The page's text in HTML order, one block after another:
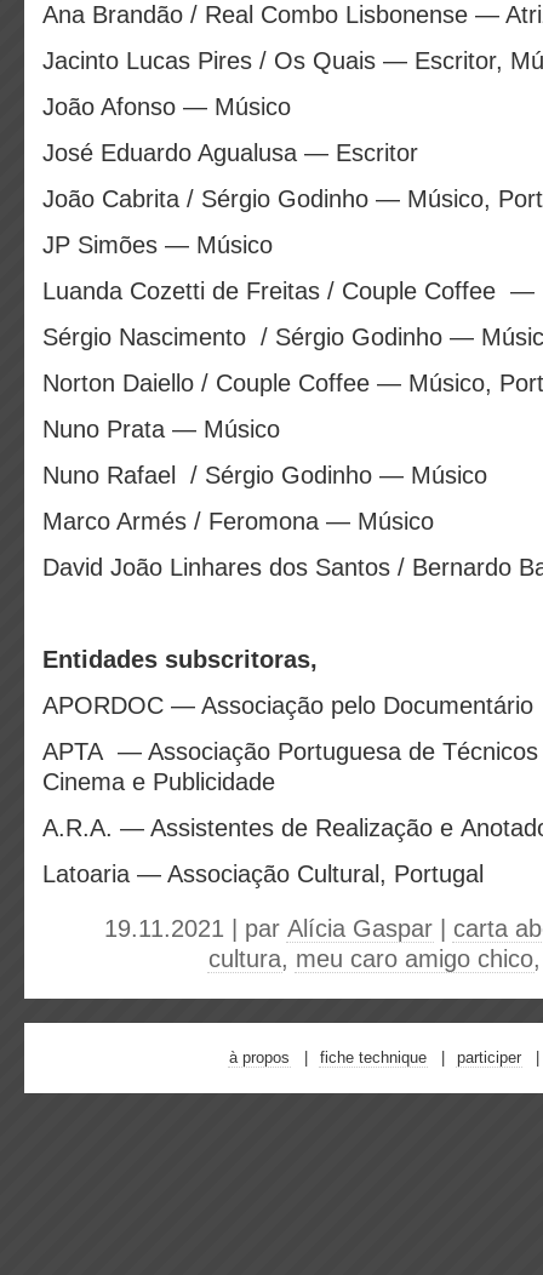
Ana Brandão / Real Combo Lisbonense —
Jacinto Lucas Pires / Os Quais — Escritor,
João Afonso — Músico
José Eduardo Agualusa — Escritor
João Cabrita / Sérgio Godinho — Músico,
JP Simões — Músico
Luanda Cozetti de Freitas / Couple Coffee —
Sérgio Nascimento / Sérgio Godinho —
Norton Daiello / Couple Coffee — Músico,
Nuno Prata — Músico
Nuno Rafael / Sérgio Godinho — Músico
Marco Armés / Feromona — Músico
David João Linhares dos Santos / Bernardo
Entidades subscritoras,
APORDOC — Associação pelo Documentário
APTA — Associação Portuguesa de Técnicos
Cinema e Publicidade
A.R.A. — Assistentes de Realização e
Latoaria — Associação Cultural, Portugal
19.11.2021 | par Alícia Gaspar
carta
cultura, meu caro amigo chico
à propos fiche technique participer